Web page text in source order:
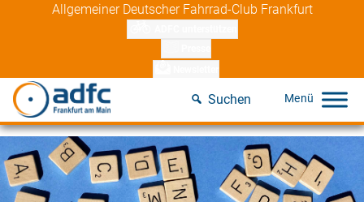
Allgemeiner Deutscher Fahrrad-Club Frankfurt
Suchen